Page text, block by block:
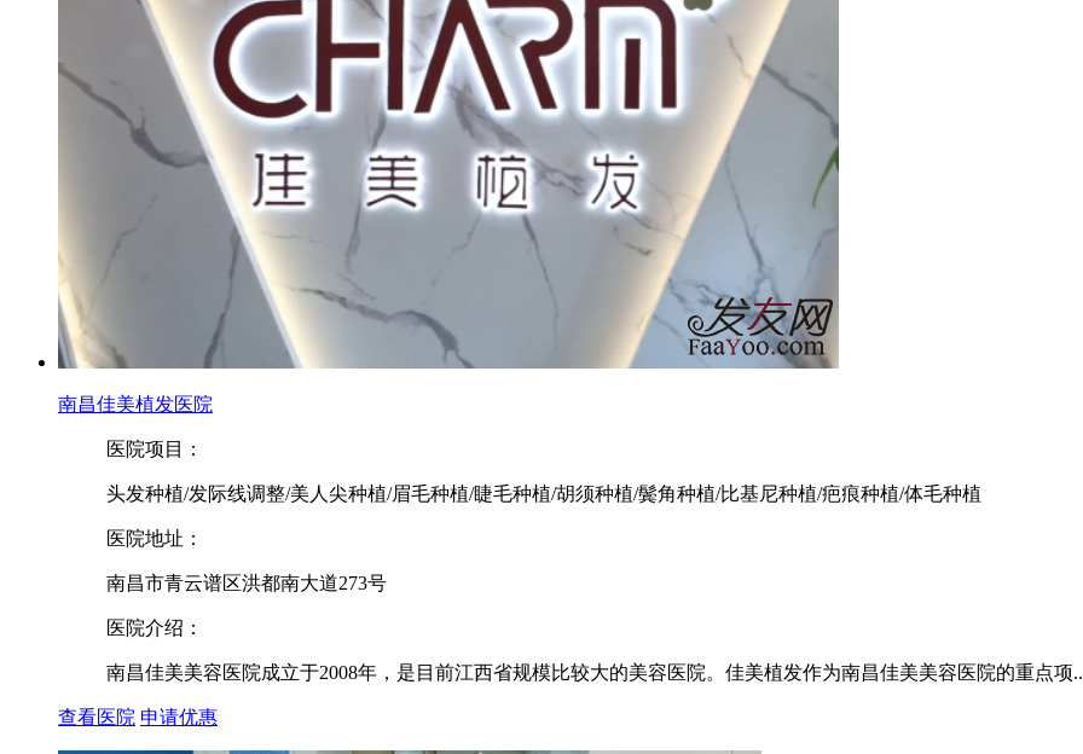
南昌佳美植发医院
医院项目：
头发种植/发际线调整/美人尖种植/眉毛种植/睫毛种植/胡须种植/鬓角种植/比基尼种植/疤痕种植/体毛种植
医院地址：
南昌市青云谱区洪都南大道273号
医院介绍：
南昌佳美美容医院成立于2008年，是目前江西省规模比较大的美容医院。佳美植发作为南昌佳美美容医院的重点项
查看医院 申请优惠